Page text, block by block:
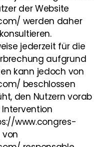
der Website
werden daher
jederzeit für die
aufgrund
kann jedoch von
beschlossen
den Nutzern vorab
www.congres-